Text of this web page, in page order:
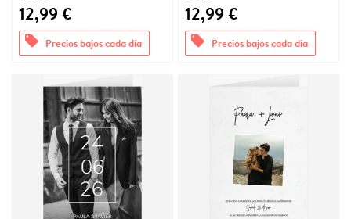
12,99 €
offers Precios bajos cada día
12,99 €
offers Precios bajos cada día